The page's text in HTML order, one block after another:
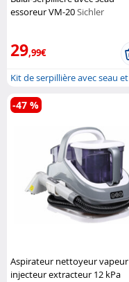
essoreur VM-20Sichler
29,99€
Kit de serpillière avec seau et
sys...
Aspirateur nettoyeur vapeur
injecteur extracteur 12 kPa
-47 %